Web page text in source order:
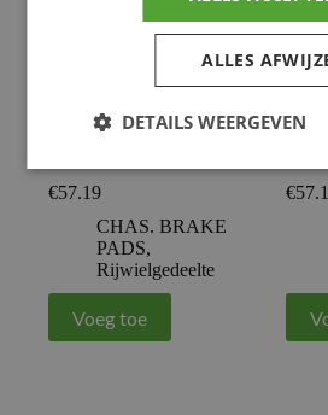
€57.19
CHAS. BRAKE
PADS,
Rijwielgedeelte
Voeg toe
€
ALLES
DETAILS WEERGEVEN